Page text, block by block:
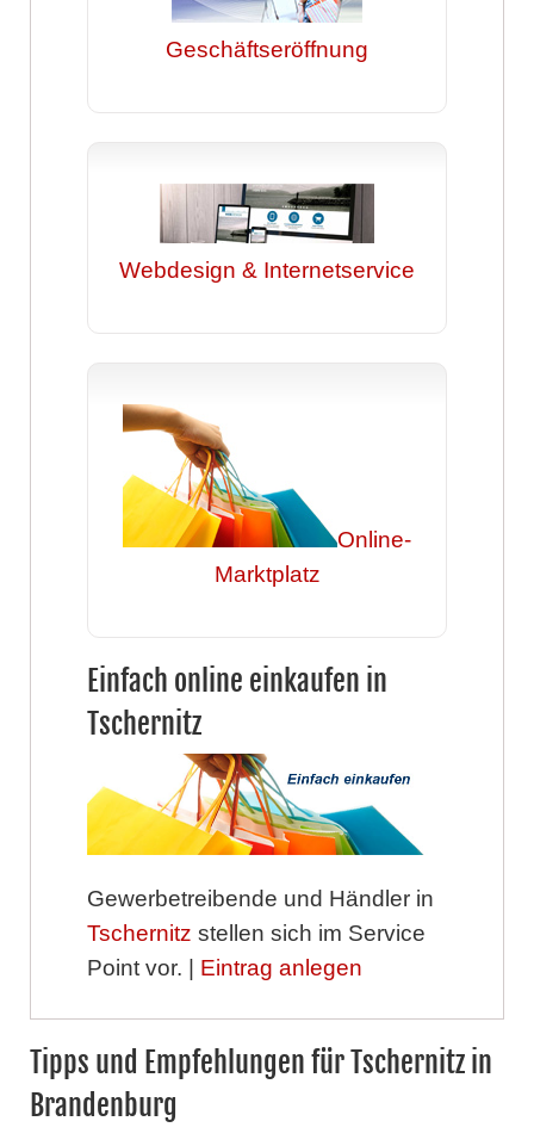
Geschäftseröffnung
Webdesign & Internetservice
Online-
Marktplatz
Einfach online einkaufen in
Tschernitz
Gewerbetreibende und Händler in
Tschernitz stellen sich im Service
Point vor. | Eintrag anlegen
Tipps und Empfehlungen für Tschernitz in
Brandenburg